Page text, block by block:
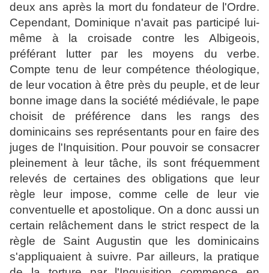
deux ans après la mort du fondateur de l'Ordre.
Cependant, Dominique n'avait pas participé lui-
même à la croisade contre les Albigeois,
préférant lutter par les moyens du verbe.
Compte tenu de leur compétence théologique,
de leur vocation à être près du peuple, et de leur
bonne image dans la société médiévale, le pape
choisit de préférence dans les rangs des
dominicains ses représentants pour en faire des
juges de l'Inquisition. Pour pouvoir se consacrer
pleinement à leur tâche, ils sont fréquemment
relevés de certaines des obligations que leur
règle leur impose, comme celle de leur vie
conventuelle et apostolique. On a donc aussi un
certain relâchement dans le strict respect de la
règle de Saint Augustin que les dominicains
s'appliquaient à suivre. Par ailleurs, la pratique